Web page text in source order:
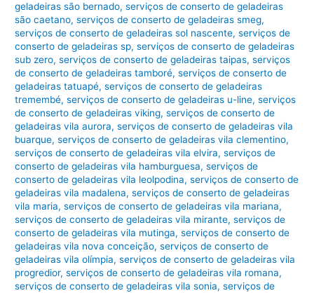
geladeiras são bernado,serviços de conserto de geladeiras
são caetano,serviços de conserto de geladeiras smeg,
serviços de conserto de geladeiras sol nascente,serviços de
conserto de geladeiras sp,serviços de conserto de geladeiras
sub zero,serviços de conserto de geladeiras taipas,serviços
de conserto de geladeiras tamboré,serviços de conserto de
geladeiras tatuapé,serviços de conserto de geladeiras
tremembé,serviços de conserto de geladeiras u-line,serviços
de conserto de geladeiras viking,serviços de conserto de
geladeiras vila aurora,serviços de conserto de geladeiras vila
buarque,serviços de conserto de geladeiras vila clementino,
serviços de conserto de geladeiras vila elvira,serviços de
conserto de geladeiras vila hamburguesa,serviços de
conserto de geladeiras vila leolpodina,serviços de conserto de
geladeiras vila madalena,serviços de conserto de geladeiras
vila maria,serviços de conserto de geladeiras vila mariana,
serviços de conserto de geladeiras vila mirante,serviços de
conserto de geladeiras vila mutinga,serviços de conserto de
geladeiras vila nova conceição,serviços de conserto de
geladeiras vila olímpia,serviços de conserto de geladeiras vila
progredior,serviços de conserto de geladeiras vila romana,
serviços de conserto de geladeiras vila sonia,serviços de